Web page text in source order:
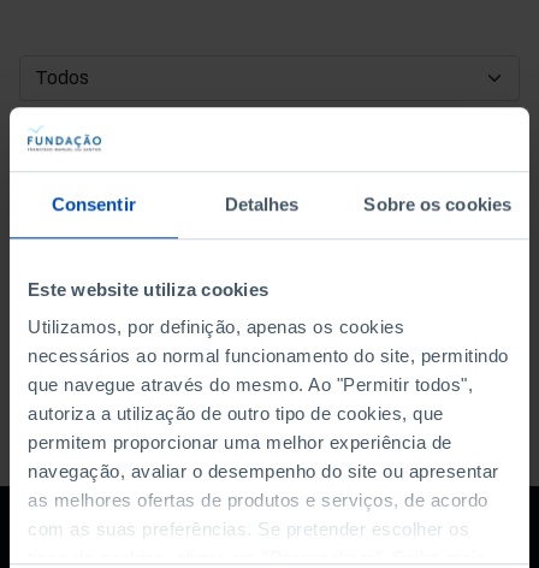
Consentir Detalhes Sobre os cookies
Este website utiliza cookies
Utilizamos, por definição, apenas os cookies
necessários ao normal funcionamento do site, permitindo
que navegue através do mesmo. Ao "Permitir todos",
autoriza a utilização de outro tipo de cookies, que
permitem proporcionar uma melhor experiência de
navegação, avaliar o desempenho do site ou apresentar
as melhores ofertas de produtos e serviços, de acordo
com as suas preferências. Se pretender escolher os
DATA DE INÍCIO
DATA DE FIM